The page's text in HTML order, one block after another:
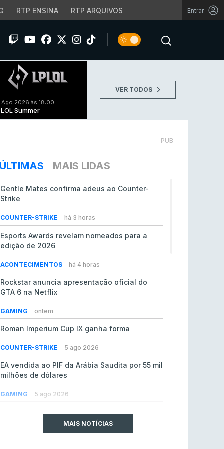
RTP ENSINA RTP ARQUIVOS Entrar
Ago 2026 às 18:00
Summer
VER TODOS
PUB
ÚLTIMAS MAIS LIDAS
Gentle Mates confirma adeus ao Counter-
Strike
COUNTER-STRIKE há 3 horas
Esports Awards revelam nomeados para a
edição de 2026
ACONTECIMENTOS há 4 horas
Rockstar anuncia apresentação oficial do
GTA 6 na Netflix
GAMING ontem
Roman Imperium Cup IX ganha forma
COUNTER-STRIKE 5 ago 2026
EA vendida ao PIF da Arábia Saudita por 55 mil
milhões de dólares
GAMING 5 ago 2026
MAIS NOTÍCIAS